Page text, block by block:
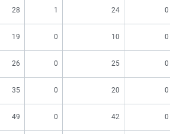
28 1 24 0
19 0 10 0
26 0 25 0
35 0 20 0
49 0 42 0